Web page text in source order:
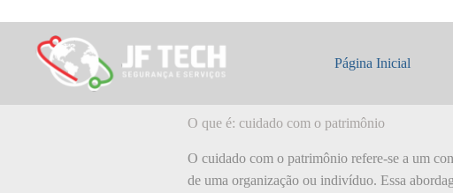
para
conteúdo
Página Inicial
O que é: cuidado
O que é: cuidado com o patrimônio
O cuidado com o patrimônio refere-se a um
de uma organização ou indivíduo. Essa